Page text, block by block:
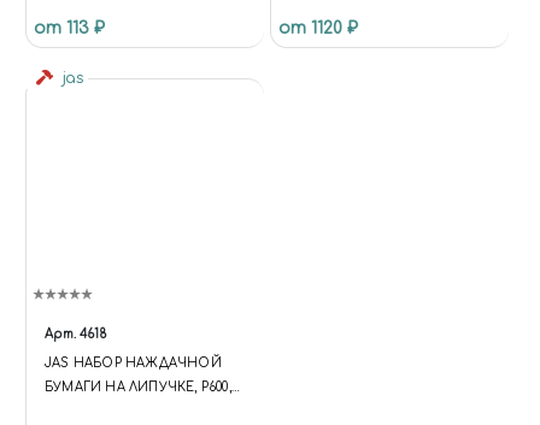
от 113 ₽ от 1120 ₽
jas
Арт. 4618
JAS НАБОР НАЖДАЧНОЙ
БУМАГИ НА ЛИПУЧКЕ, P600,